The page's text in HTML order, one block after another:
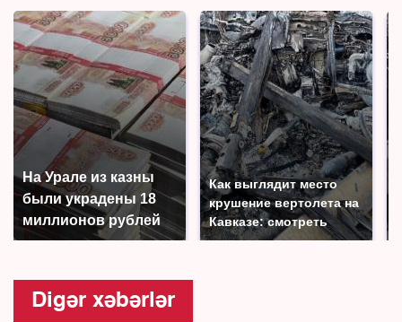
На Урале из казны
были украдены 18
миллионов рублей
Как выглядит место
крушение вертолета на
Кавказе: смотреть
Digər xəbərlər